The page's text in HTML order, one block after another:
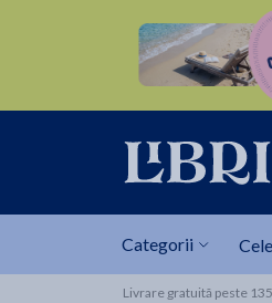
Categorii
Livrare gratuită peste